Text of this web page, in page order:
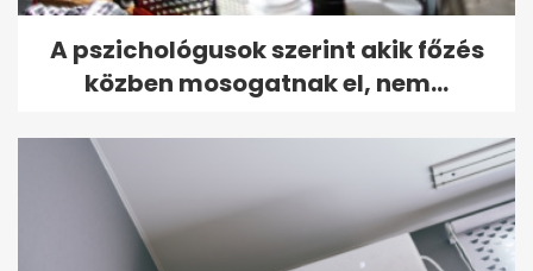
A pszichológusok szerint akik főzés
közben mosogatnak el, nem...